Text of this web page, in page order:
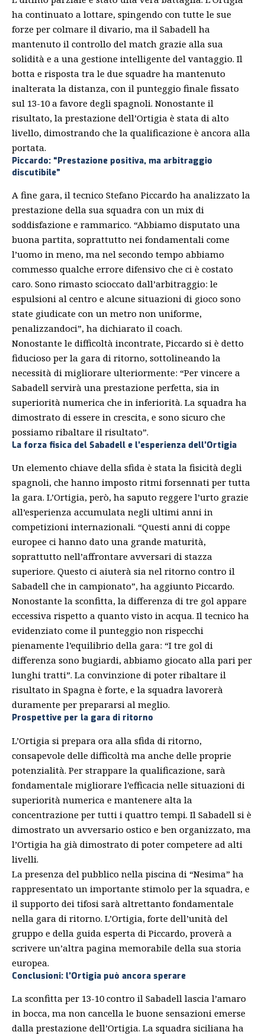
ha continuato a lottare, spingendo con tutte le sue
forze per colmare il divario, ma il Sabadell ha
mantenuto il controllo del match grazie alla sua
solidità e a una gestione intelligente del vantaggio. Il
botta e risposta tra le due squadre ha mantenuto
inalterata la distanza, con il punteggio finale fissato
sul 13-10 a favore degli spagnoli. Nonostante il
risultato, la prestazione dell’Ortigia è stata di alto
livello, dimostrando che la qualificazione è ancora alla
portata.
Piccardo: “Prestazione positiva, ma arbitraggio
discutibile”
A fine gara, il tecnico Stefano Piccardo ha analizzato la
prestazione della sua squadra con un mix di
soddisfazione e rammarico. “Abbiamo disputato una
buona partita, soprattutto nei fondamentali come
l’uomo in meno, ma nel secondo tempo abbiamo
commesso qualche errore difensivo che ci è costato
caro. Sono rimasto scioccato dall’arbitraggio: le
espulsioni al centro e alcune situazioni di gioco sono
state giudicate con un metro non uniforme,
penalizzandoci”, ha dichiarato il coach.
Nonostante le difficoltà incontrate, Piccardo si è detto
fiducioso per la gara di ritorno, sottolineando la
necessità di migliorare ulteriormente: “Per vincere a
Sabadell servirà una prestazione perfetta, sia in
superiorità numerica che in inferiorità. La squadra ha
dimostrato di essere in crescita, e sono sicuro che
possiamo ribaltare il risultato”.
La forza fisica del Sabadell e l’esperienza dell’Ortigia
Un elemento chiave della sfida è stata la fisicità degli
spagnoli, che hanno imposto ritmi forsennati per tutta
la gara. L’Ortigia, però, ha saputo reggere l’urto grazie
all’esperienza accumulata negli ultimi anni in
competizioni internazionali. “Questi anni di coppe
europee ci hanno dato una grande maturità,
soprattutto nell’affrontare avversari di stazza
superiore. Questo ci aiuterà sia nel ritorno contro il
Sabadell che in campionato”, ha aggiunto Piccardo.
Nonostante la sconfitta, la differenza di tre gol appare
eccessiva rispetto a quanto visto in acqua. Il tecnico ha
evidenziato come il punteggio non rispecchi
pienamente l’equilibrio della gara: “I tre gol di
differenza sono bugiardi, abbiamo giocato alla pari per
lunghi tratti”. La convinzione di poter ribaltare il
risultato in Spagna è forte, e la squadra lavorerà
duramente per prepararsi al meglio.
Prospettive per la gara di ritorno
L’Ortigia si prepara ora alla sfida di ritorno,
consapevole delle difficoltà ma anche delle proprie
potenzialità. Per strappare la qualificazione, sarà
fondamentale migliorare l’efficacia nelle situazioni di
superiorità numerica e mantenere alta la
concentrazione per tutti i quattro tempi. Il Sabadell si è
dimostrato un avversario ostico e ben organizzato, ma
l’Ortigia ha già dimostrato di poter competere ad alti
livelli.
La presenza del pubblico nella piscina di “Nesima” ha
rappresentato un importante stimolo per la squadra, e
il supporto dei tifosi sarà altrettanto fondamentale
nella gara di ritorno. L’Ortigia, forte dell’unità del
gruppo e della guida esperta di Piccardo, proverà a
scrivere un’altra pagina memorabile della sua storia
europea.
Conclusioni: l’Ortigia può ancora sperare
La sconfitta per 13-10 contro il Sabadell lascia l’amaro
in bocca, ma non cancella le buone sensazioni emerse
dalla prestazione dell’Ortigia. La squadra siciliana ha